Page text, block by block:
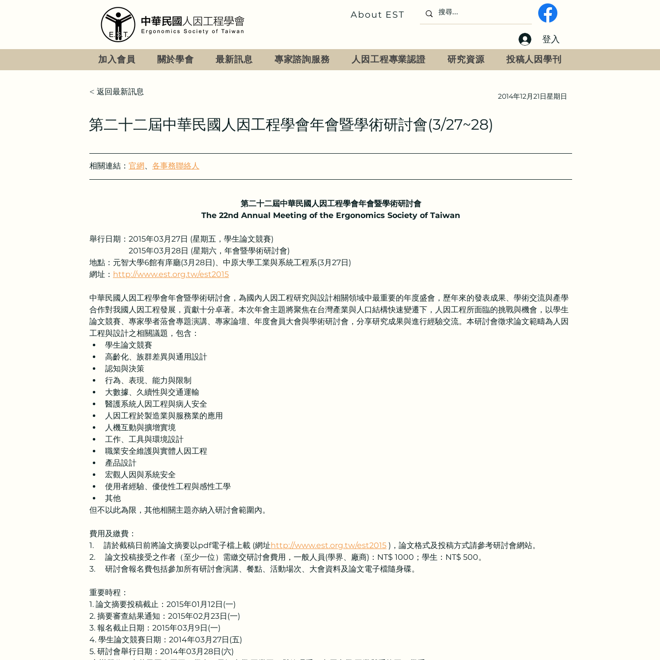
About EST
登入
加入會員
關於學會 最新訊息 專家諮詢服務 人因工程專業認證 研究資源 投稿人因學刊
< 返回最新訊息 2014年12月21日星期日
第二十二屆中華民國人因工程學會年會暨學術研討會(3/27~28)
相關連結： 官網、 各事務聯絡人
第二十二屆中華民國人因工程學會年會暨學術研討會
The 22nd Annual Meeting of the Ergonomics Society of Taiwan
舉行日期：2015年03月27日 (星期五，學生論文競賽)
                    2015年03月28日 (星期六，年會暨學術研討會)
地點：元智大學6館有庠廳(3月28日)、中原大學工業與系統工程系(3月27日)
網址： http://www.est.org.tw/est2015
中華民國人因工程學會年會暨學術研討會，為國內人因工程研究與設計相關領域中最重要的年度盛會，歷年來的發表成果、學術交流與產學
合作對我國人因工程發展，貢獻十分卓著。本次年會主題將聚焦在台灣產業與人口結構快速變遷下，人因工程所面臨的挑戰與機會，以學生
論文競賽、專家學者蒞會專題演講、專家論壇、年度會員大會與學術研討會，分享研究成果與進行經驗交流。本研討會徵求論文範疇為人因
工程與設計之相關議題，包含：
學生論文競賽
高齡化、族群差異與通用設計
認知與決策
行為、表現、能力與限制
大數據、久續性與交通運輸
醫護系統人因工程與病人安全
人因工程於製造業與服務業的應用
人機互動與擴增實境
工作、工具與環境設計
職業安全維護與實體人因工程
產品設計
宏觀人因與系統安全
使用者經驗、優使性工程與感性工學
其他
但不以此為限，其他相關主題亦納入研討會範圍內。
費用及繳費：
1.     請於截稿日前將論文摘要以pdf電子檔上載 (網址http://www.est.org.tw/est2015 )，論文格式及投稿方式請參考研討會網站。
2.     論文投稿接受之作者（至少一位）需繳交研討會費用，一般人員(學界、廠商)：NT$ 1000；學生：NT$ 500。
3.     研討會報名費包括參加所有研討會演講、餐點、活動場次、大會資料及論文電子檔隨身碟。
重要時程：
1. 論文摘要投稿截止：2015年01月12日(一)
2. 摘要審查結果通知：2015年02月23日(一)
3. 報名截止日期：2015年03月9日(一)
4. 學生論文競賽日期：2014年03月27日(五)
5. 研討會舉行日期：2014年03月28日(六)